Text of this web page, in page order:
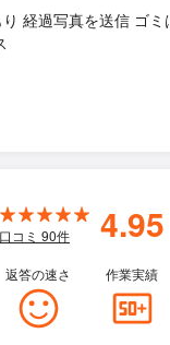
経過写真を送信 ゴ
口コミ 90件 4.95
返答の速さ 作業実績